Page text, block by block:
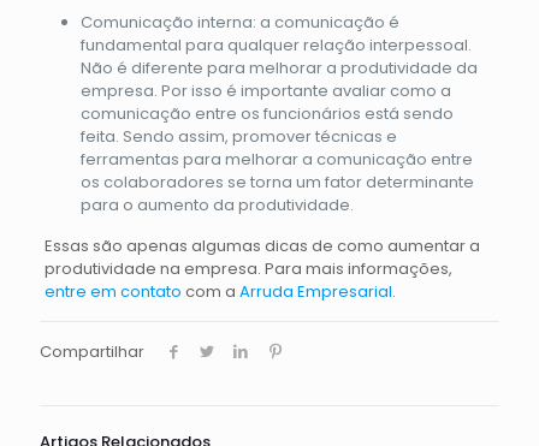
Comunicação interna: a comunicação é
fundamental para qualquer relação interpessoal.
Não é diferente para melhorar a produtividade da
empresa. Por isso é importante avaliar como a
comunicação entre os funcionários está sendo
feita. Sendo assim, promover técnicas e
ferramentas para melhorar a comunicação entre
os colaboradores se torna um fator determinante
para o aumento da produtividade.
Essas são apenas algumas dicas de como aumentar a
produtividade na empresa. Para mais informações,
entre em contato com a Arruda Empresarial.
Compartilhar